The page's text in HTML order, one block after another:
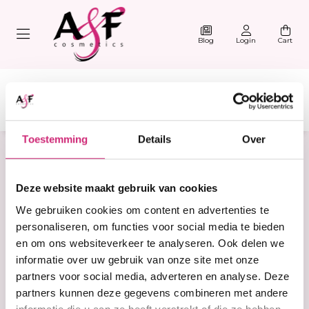
Toestemming Details Over
Deze website maakt gebruik van cookies
We gebruiken cookies om content en advertenties te
personaliseren, om functies voor social media te bieden
en om ons websiteverkeer te analyseren. Ook delen we
informatie over uw gebruik van onze site met onze
partners voor social media, adverteren en analyse. Deze
partners kunnen deze gegevens combineren met andere
Blog Login Cart
Home
Products tagged with
pimlple
Filter Sorteer